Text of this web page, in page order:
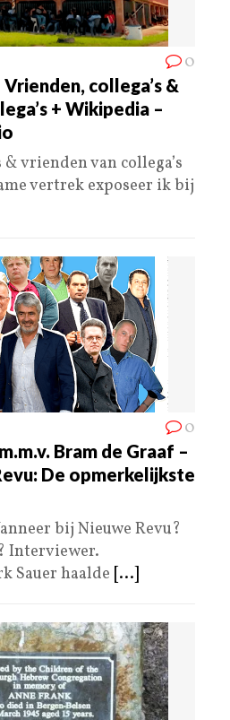
0
collega’s &
+ Wikipedia –
vrienden van collega’s
vertrek exposeer ik bij
0
Bram de Graaf –
De opmerkelijkste
bij Nieuwe Revu?
Interviewer.
Sauer haalde [...]